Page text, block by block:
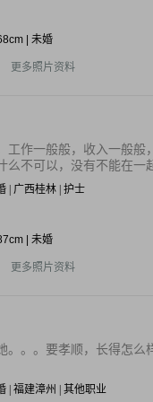
| 未婚
更多照片资料
工作一般般，收入一般
不可以，没有不能在一
| 广西桂林 | 护士
| 未婚
更多照片资料
。。。要孝顺，长得怎
| 福建漳州 | 其他职业